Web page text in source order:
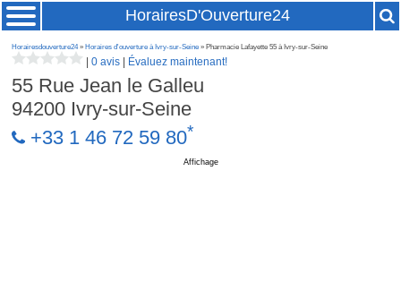
HorairesD'Ouverture24
Horairesdouverture24» Horaires d'ouverture à Ivry-sur-Seine » Pharmacie Lafayette 55 à Ivry-sur-Seine
|0 avis Évaluez maintenant!
55 Rue Jean le Galleu
94200 Ivry-sur-Seine
+33 1 46 72 59 80*
Affichage